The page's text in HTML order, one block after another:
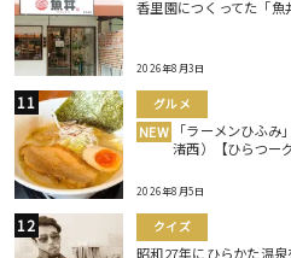
香里園につくってた「魚
2026年8月3日
グルメ
NEW
「ラーメンひふ
渚西）【ひらつー
2026年8月5日
クイズ
昭和27年にひらかた温